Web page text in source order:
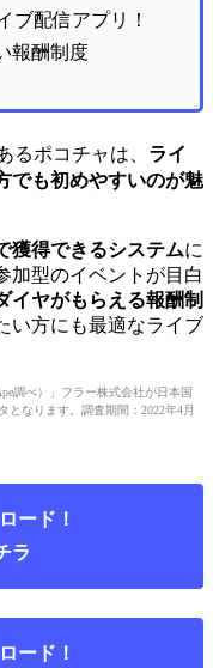
ブ配信アプリ！
報酬制度
るポコチャは、 ライ
でも初めやすいのが魅
獲得できるシステムに
加型のイベントが目白
イヤがもらえる報酬制
い方にも最適なライブ
調べ）」フラー株式会社が日本国
となります。調査期間：2022年4月
ード！
ラ
ード！